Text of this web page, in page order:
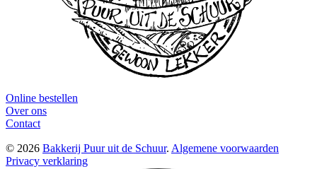
Online bestellen
Over ons
Contact
© 2026 Bakkerij Puur uit de Schuur. Algemene voorwaarden
Privacy verklaring